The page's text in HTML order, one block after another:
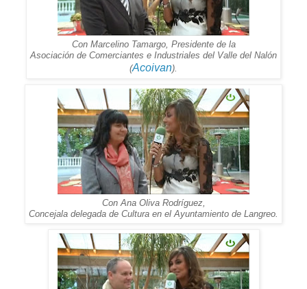
Con Marcelino Tamargo, Presidente de la
Asociación de Comerciantes e Industriales del Valle del Nalón
(Acoivan).
Con Ana Oliva Rodríguez,
Concejala delegada de Cultura en el Ayuntamiento de Langreo.